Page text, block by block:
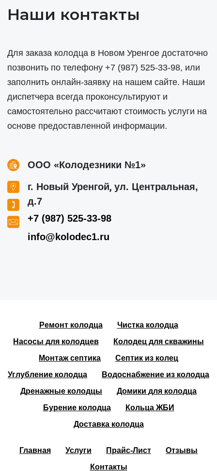
Наши контакты
Для заказа колодца в Новом Уренгое достаточно
позвонить по телефону +7 (987) 525-33-98, или
заполнить онлайн-заявку на нашем сайте. Наши
диспетчера всегда проконсультируют и
самостоятельно рассчитают стоимость услуги на
основе предоставленной информации.
ООО «Колодезники №1»
г. Новый Уренгой, ул. Центральная,
д.7
+7 (987) 525-33-98
info@kolodec1.ru
Ремонт колодца
Чистка колодца
Насосы для колодцев
Колодец для скважины
Монтаж септика
Септик из колец
Углубление колодца
Водоснабжение из колодца
Дренажные колодцы
Домики для колодца
Бурение колодца
Кольца ЖБИ
Доставка колодца
Главная Услуги Прайс-Лист
Отзывы
Контакты